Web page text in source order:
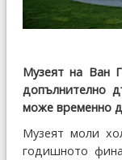
Музеят на Ван
допълнително
може временно
Музеят моли
годишното